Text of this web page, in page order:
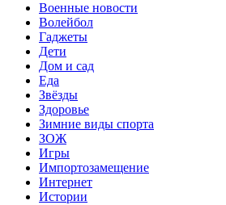
Военные новости
Волейбол
Гаджеты
Дети
Дом и сад
Еда
Звёзды
Здоровье
Зимние виды спорта
ЗОЖ
Игры
Импортозамещение
Интернет
Истории